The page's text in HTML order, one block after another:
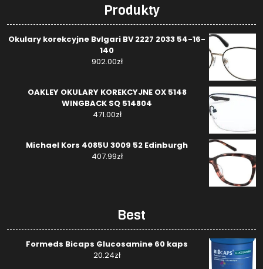
Produkty
Okulary korekcyjne Bvlgari BV 2227 2033 54-16-
140
902.00zł
OAKLEY OKULARY KOREKCYJNE OX 5148
WINGBACK SQ 514804
471.00zł
Michael Kors 4085U 3009 52 Edinburgh
407.99zł
Best
Formeds Bicaps Glucosamine 60 kaps
20.24zł